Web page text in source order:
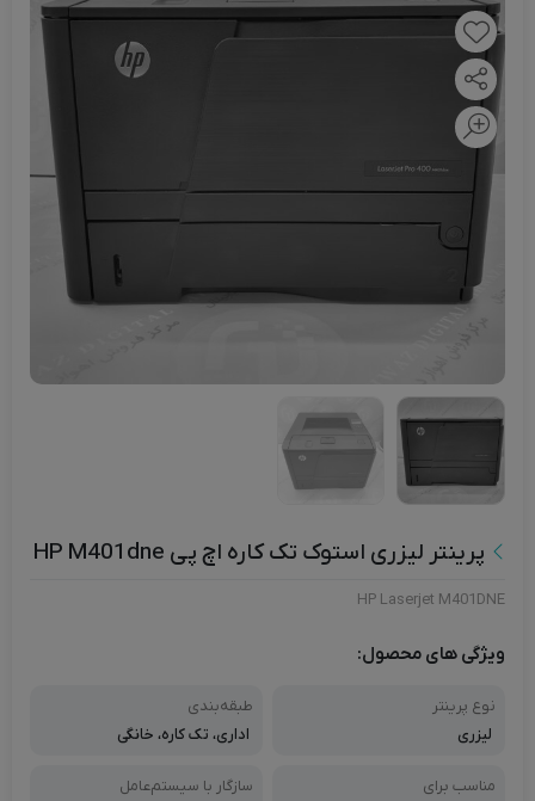
پرینتر لیزری استوک تک کاره اچ پی HP M401dne
HP Laserjet M401DNE
ویژگی های محصول:
نوع پرینتر
لیزری
طبقه‌بندی
اداری، تک کاره، خانگی
مناسب برای
سازگار با سیستم‌عامل‌